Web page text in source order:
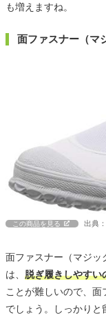
も増えますね。
面ファスナー（マ
この商品を見る 出典
面ファスナー（マジッ
は、 脱ぎ履きしやすい
ことが難しいので、
でしょう。しっかりと